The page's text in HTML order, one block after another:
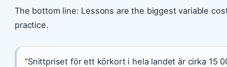
The bottom line: Lessons are the biggest variable
practice.
”Snittpriset för ett körkort i hela landet är cirka 15